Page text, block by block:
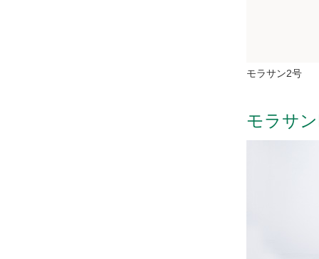
モラサン2号
モラサ